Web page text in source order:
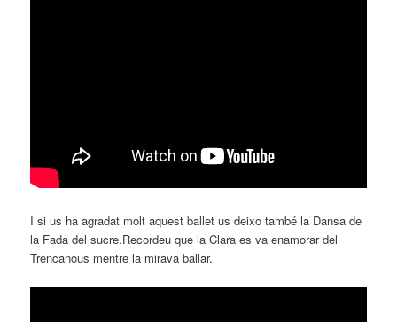
I si us ha agradat molt aquest ballet us deixo també la Dansa de
la Fada del sucre.Recordeu que la Clara es va enamorar del
Trencanous mentre la mirava ballar.